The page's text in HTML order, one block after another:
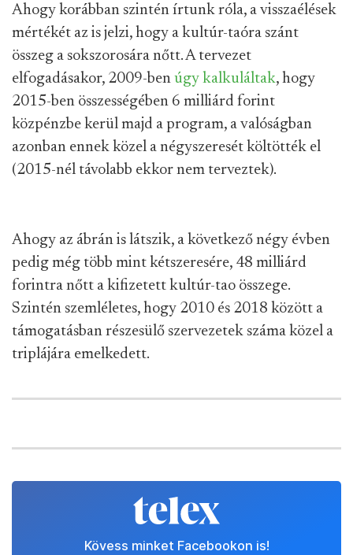
Ahogy korábban szintén írtunk róla, a visszaélések
mértékét az is jelzi, hogy a kultúr-taóra szánt
összeg a sokszorosára nőtt. A tervezet
elfogadásakor, 2009-ben úgy kalkuláltak, hogy
2015-ben összességében 6 milliárd forint
közpénzbe kerül majd a program, a valóságban
azonban ennek közel a négyszeresét költötték el
(2015-nél távolabb ekkor nem terveztek).
Ahogy az ábrán is látszik, a következő négy évben
pedig még több mint kétszeresére, 48 milliárd
forintra nőtt a kifizetett kultúr-tao összege.
Szintén szemléletes, hogy 2010 és 2018 között a
támogatásban részesülő szervezetek száma közel a
triplájára emelkedett.
Kövess minket Facebookon is!